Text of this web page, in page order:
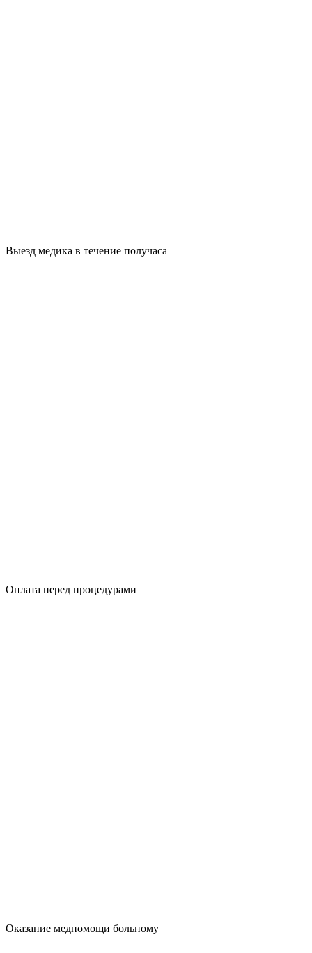
Выезд медика в течение получаса
Оплата перед процедурами
Оказание медпомощи больному